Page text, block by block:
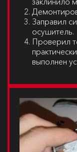
Заправил
осушитель.
Проверил
выполнен